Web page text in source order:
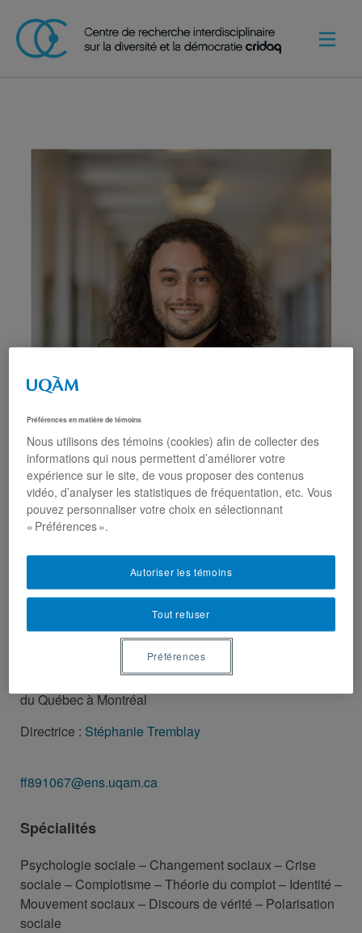
Raphael Grijalva-Lavallée
Étudiant, doctorat en science des religions, Université
du Québec à Montréal
Directrice : Stéphanie Tremblay
ff891067@ens.uqam.ca
Spécialités
Psychologie sociale – Changement sociaux – Crise
sociale – Complotisme – Théorie du complot – Identité –
Mouvement sociaux – Discours de vérité – Polarisation
sociale
Préférences en matière de témoins
Nous utilisons des témoins (cookies) afin de collecter des
informations qui nous permettent d’améliorer votre
expérience sur le site, de vous proposer des contenus
vidéo, d’analyser les statistiques de fréquentation, etc. Vous
pouvez personnaliser votre choix en sélectionnant
« Préférences ».
Tout refuser
Autoriser les témoins
Préférences